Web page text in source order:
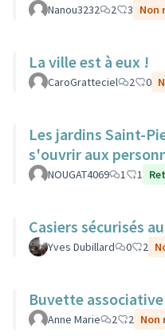
Nanou3232 2 3 Non
La ville est à eux !
CaroGratteciel 2 0
Les jardins Saint-
s'ouvrir aux
NOUGAT4069 1 1
Casiers sécurisés
Yves Dubillard 0 2
Buvette associative
Anne Marie 2 2 Non